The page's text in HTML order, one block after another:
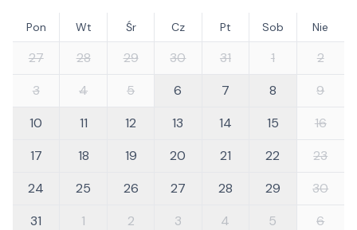
Pon Wt Śr Cz Pt Sob Nie
27 28 29 30 31 1
2
3
4 5 6 7 8
9
10
11 12 13 14 15
16
17
18 19 20 21 22
23
24
25 26 27 28 29
30
31
1 2 3 4 5 6